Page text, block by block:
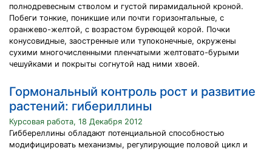
полнодревесным стволом и густой пирамидальной кроной.
Побеги тонкие, поникшие или почти горизонтальные, с
оранжево-желтой, с возрастом буреющей корой. Почки
конусовидные, заостренные или тупоконечные, окружены
сухими многочисленными пленчатыми желтовато-бурыми
чешуйками и покрыты согнутой над ними хвоей.
Гормональный контроль рост и развитие
растений: гибериллины
Курсовая работа, 18 Декабря 2012
Гиббереллины обладают потенциальной способностью
модифицировать механизмы, регулирующие половой цикл и